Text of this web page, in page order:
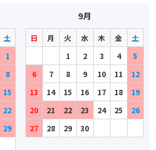
土
1
8
15
22
29
9月
日 月 火 水 木 金
土
1
2 3 4
5
6
7 8 9 10 11
12
13
14 15 16 17 18
19
20
21 22 23 24 25
26
27
28 29 30